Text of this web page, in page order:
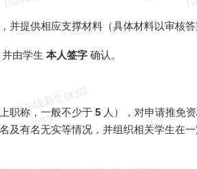
提供相应支撑材料（具体材料以审核答
并由学生 本人签字 确认。
职称，一般不少于 5 人），对申请推免
及有名无实等情况，并组织相关学生在
维
8